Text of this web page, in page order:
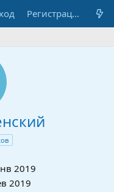
Регистрация
2019
2019